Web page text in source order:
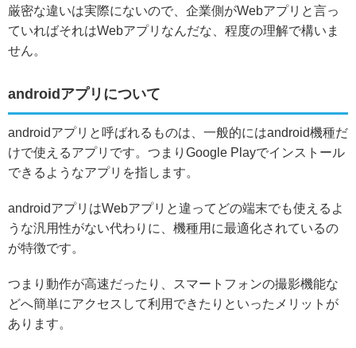
厳密な違いは実際にないので、企業側がWebアプリと言っ
ていればそれはWebアプリなんだな、程度の理解で構いま
せん。
androidアプリについて
androidアプリと呼ばれるものは、一般的にはandroid機種だ
けで使えるアプリです。 つまりGoogle Playでインストール
できるようなアプリを指します。
androidアプリはWebアプリと違ってどの端末でも使えるよ
うな汎用性がない代わりに、機種用に最適化されているの
が特徴です。
つまり動作が高速だったり、スマートフォンの撮影機能な
どへ簡単にアクセスして利用できたりといったメリットが
あります。